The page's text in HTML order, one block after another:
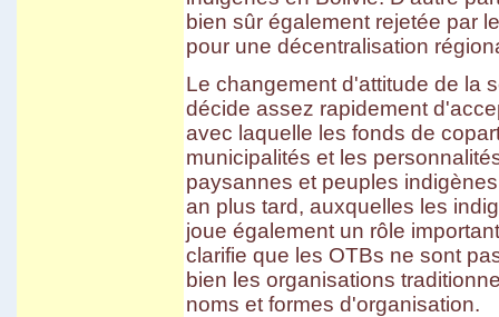
bien sûr également rejetée par
pour une décentralisation
Le changement d'attitude de la
décide assez rapidement
avec laquelle les fonds de
municipalités et les
paysannes et peuples
an plus tard, auxquelles les
joue également un rôle
clarifie que les OTBs ne sont
bien les organisations
noms et formes d'organisation.